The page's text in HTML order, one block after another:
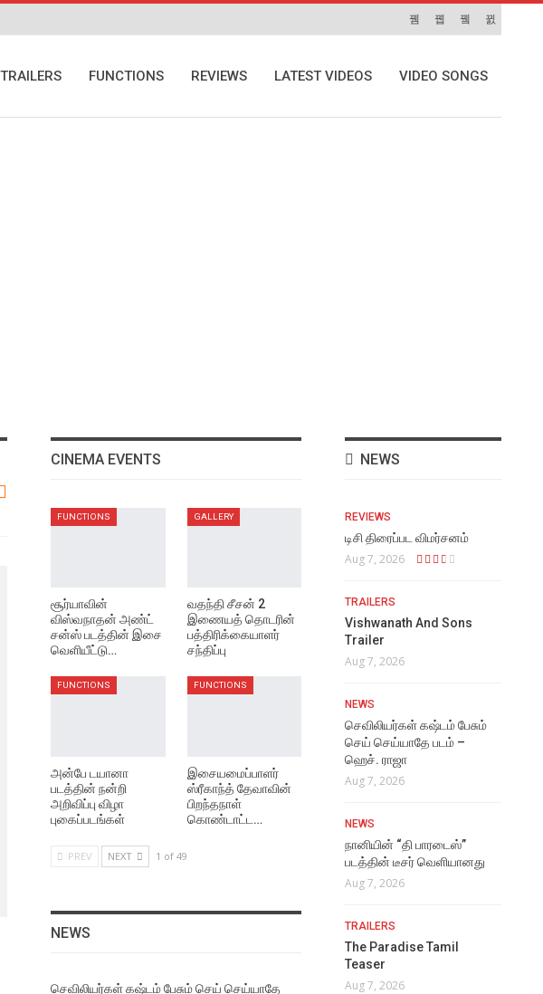
TRAILERS FUNCTIONS REVIEWS LATEST VIDEOS VIDEO SONGS
CINEMA EVENTS
FUNCTIONS
சூர்யாவின்
விஸ்வநாதன் அண்ட்
சன்ஸ் படத்தின் இசை
வெளியீட்டு…
GALLERY
வதந்தி சீசன் 2
இணையத் தொடரின்
பத்திரிக்கையாளர்
சந்திப்பு
FUNCTIONS
அன்பே டயானா
படத்தின் நன்றி
அறிவிப்பு விழா
புகைப்படங்கள்
FUNCTIONS
இசையமைப்பாளர்
ஸ்ரீகாந்த் தேவாவின்
பிறந்தநாள்
கொண்டாட்ட…
PREV NEXT 1 of 49
NEWS
செவிலியர்கள் கஷ்டம் பேசும் செய் செய்யாதே
NEWS
REVIEWS
டிசி திரைப்பட விமர்சனம்
Aug 7, 2026
TRAILERS
Vishwanath And Sons
Trailer
Aug 7, 2026
NEWS
செவிலியர்கள் கஷ்டம் பேசும்
செய் செய்யாதே படம் –
ஹெச். ராஜா
Aug 7, 2026
NEWS
நானியின் “தி பாரடைஸ்”
படத்தின் டீசர் வெளியானது
Aug 7, 2026
TRAILERS
The Paradise Tamil
Teaser
Aug 7, 2026